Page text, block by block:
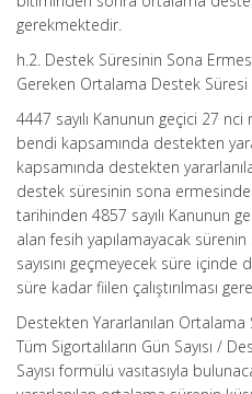
gerekmektedir.
h.2. Destek Süresinin Sona
Gereken Ortalama Destek Süresi
4447 sayılı Kanunun geçici 27 nci
bendi kapsamında destekten
kapsamında destekten
destek süresinin sona
tarihinden 4857 sayılı Kanunun
alan fesih yapılamayacak
sayısını geçmeyecek süre
süre kadar fiilen çalıştırılması
Destekten Yararlanılan Ortalama
Tüm Sigortalıların Gün Sayısı /
Sayısı formülü vasıtasıyla